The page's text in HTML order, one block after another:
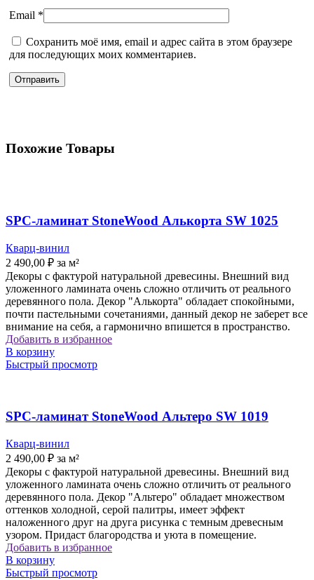
Email *
Сохранить моё имя, email и адрес сайта в этом браузере
для последующих моих комментариев.
Похожие Товары
SPC-ламинат StoneWood Алькорта SW 1025
Кварц-винил
2 490,00 ₽ за м²
Декоры с фактурой натуральной древесины. Внешний вид
уложенного ламината очень сложно отличить от реального
деревянного пола. Декор "Алькорта" обладает спокойными,
почти пастельными сочетаниями, данный декор не заберет все
внимание на себя, а гармонично впишется в пространство.
Добавить в избранное
В корзину
Быстрый просмотр
SPC-ламинат StoneWood Альтеро SW 1019
Кварц-винил
2 490,00 ₽ за м²
Декоры с фактурой натуральной древесины. Внешний вид
уложенного ламината очень сложно отличить от реального
деревянного пола. Декор "Альтеро" обладает множеством
оттенков холодной, серой палитры, имеет эффект
наложенного друг на друга рисунка с темным древесным
узором. Придаст благородства и уюта в помещение.
Добавить в избранное
В корзину
Быстрый просмотр